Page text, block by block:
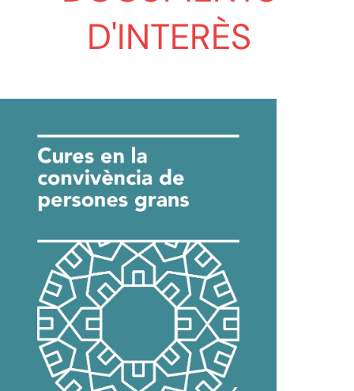
D'INTERÈS